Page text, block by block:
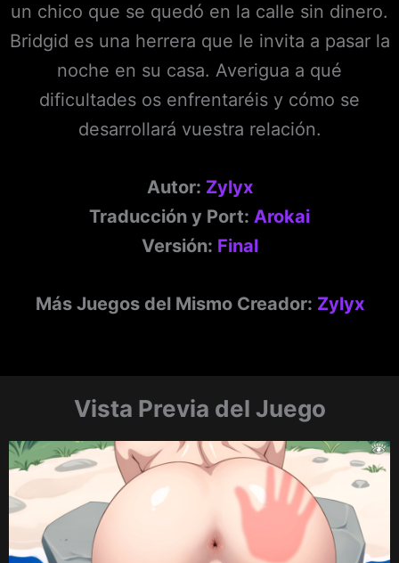
un chico que se quedó en la calle sin dinero.
Bridgid es una herrera que le invita a pasar la
noche en su casa. Averigua a qué
dificultades os enfrentaréis y cómo se
desarrollará vuestra relación.
Autor: Zylyx
Traducción y Port: Arokai
Versión: Final
Más Juegos del Mismo Creador: Zylyx
Vista Previa del Juego